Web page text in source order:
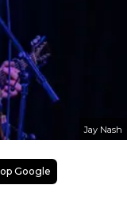
Jay Nash
Google